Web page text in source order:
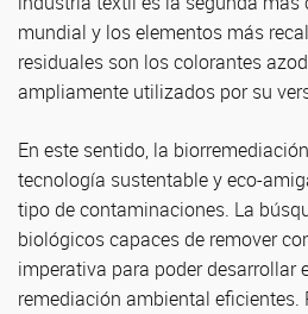
mundial y los elementos más
residuales son los colorantes
ampliamente utilizados por su
En este sentido, la
tecnología sustentable y eco-
tipo de contaminaciones. La
biológicos capaces de remover
imperativa para poder desarrollar
remediación ambiental eficientes.